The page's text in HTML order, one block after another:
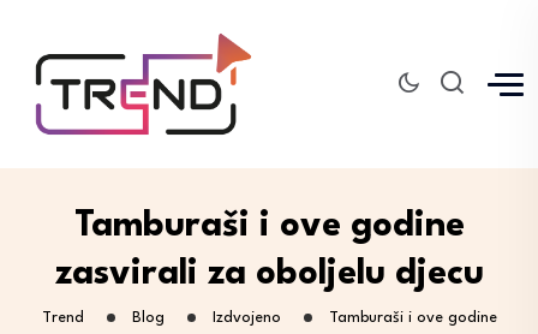
Tamburaši i ove godine
zasvirali za oboljelu djecu
Trend Blog Izdvojeno
Tamburaši i ove godine